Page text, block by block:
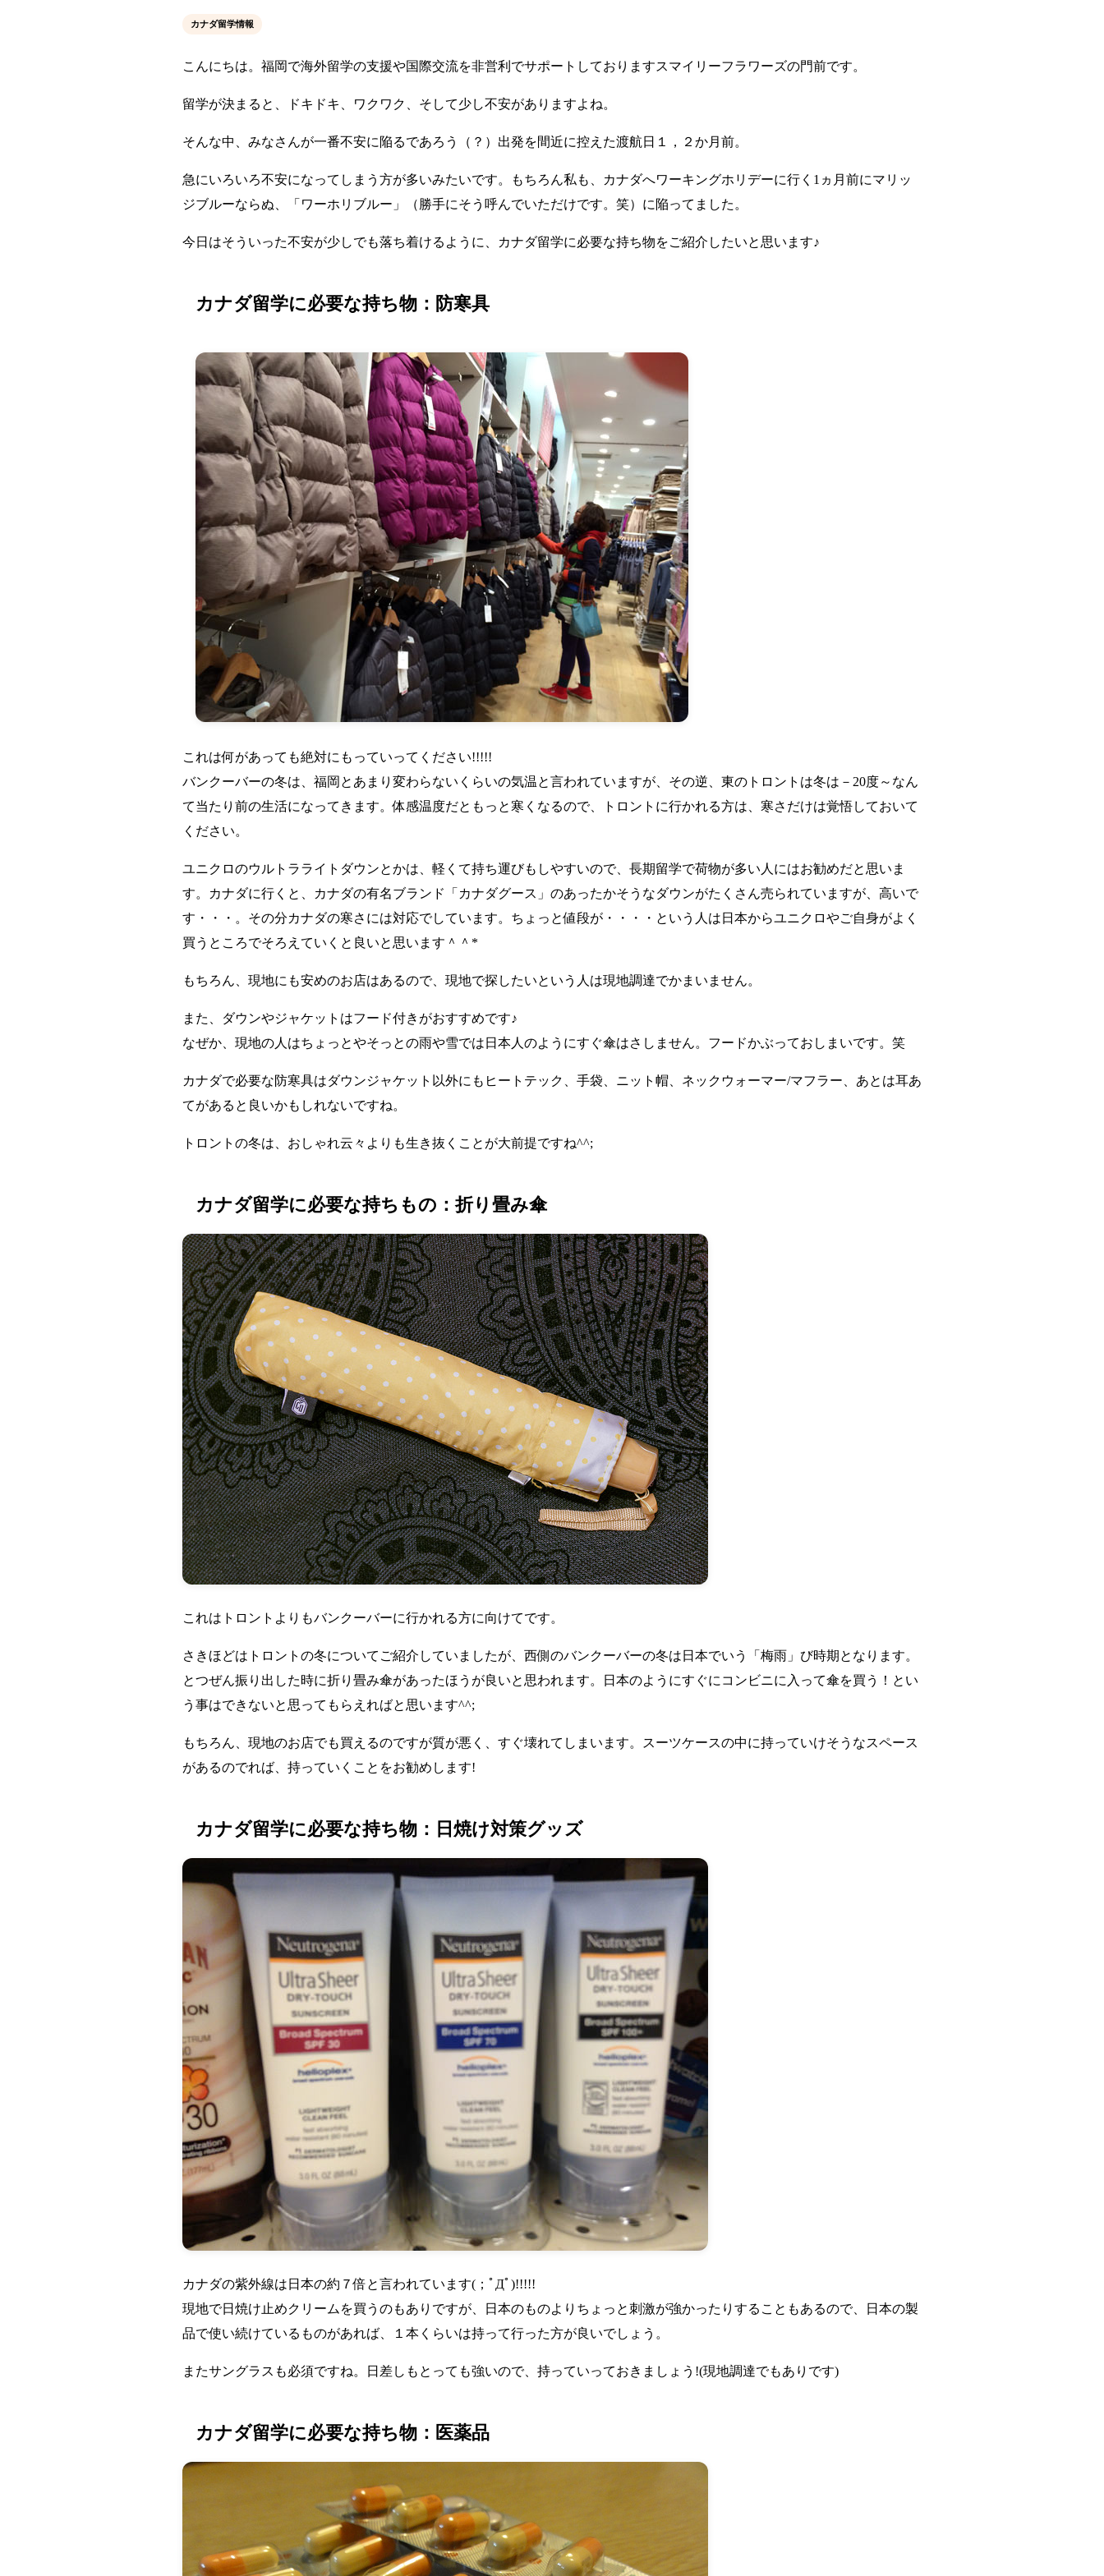
カナダ留学情報
こんにちは。福岡で海外留学の支援や国際交流を非営利でサポートしておりますスマイリーフラワーズの門前です。
留学が決まると、ドキドキ、ワクワク、そして少し不安がありますよね。
そんな中、みなさんが一番不安に陥るであろう（？）出発を間近に控えた渡航日１，２か月前。
急にいろいろ不安になってしまう方が多いみたいです。もちろん私も、カナダへワーキングホリデーに行く1ヵ月前にマリッ
ジブルーならぬ、「ワーホリブルー」（勝手にそう呼んでいただけです。笑）に陥ってました。
今日はそういった不安が少しでも落ち着けるように、カナダ留学に必要な持ち物をご紹介したいと思います♪
カナダ留学に必要な持ち物：防寒具
これは何があっても絶対にもっていってください!!!!!
バンクーバーの冬は、福岡とあまり変わらないくらいの気温と言われていますが、その逆、東のトロントは冬は－20度～なん
て当たり前の生活になってきます。体感温度だともっと寒くなるので、トロントに行かれる方は、寒さだけは覚悟しておいて
ください。
ユニクロのウルトラライトダウンとかは、軽くて持ち運びもしやすいので、長期留学で荷物が多い人にはお勧めだと思いま
す。カナダに行くと、カナダの有名ブランド「カナダグース」のあったかそうなダウンがたくさん売られていますが、高いで
す・・・。その分カナダの寒さには対応でしています。ちょっと値段が・・・・という人は日本からユニクロやご自身がよく
買うところでそろえていくと良いと思います＾＾*
もちろん、現地にも安めのお店はあるので、現地で探したいという人は現地調達でかまいません。
また、ダウンやジャケットはフード付きがおすすめです♪
なぜか、現地の人はちょっとやそっとの雨や雪では日本人のようにすぐ傘はさしません。フードかぶっておしまいです。笑
カナダで必要な防寒具はダウンジャケット以外にもヒートテック、手袋、ニット帽、ネックウォーマー/マフラー、あとは耳あ
てがあると良いかもしれないですね。
トロントの冬は、おしゃれ云々よりも生き抜くことが大前提ですね^^;
カナダ留学に必要な持ちもの：折り畳み傘
これはトロントよりもバンクーバーに行かれる方に向けてです。
さきほどはトロントの冬についてご紹介していましたが、西側のバンクーバーの冬は日本でいう「梅雨」び時期となります。
とつぜん振り出した時に折り畳み傘があったほうが良いと思われます。日本のようにすぐにコンビニに入って傘を買う！とい
う事はできないと思ってもらえればと思います^^;
もちろん、現地のお店でも買えるのですが質が悪く、すぐ壊れてしまいます。スーツケースの中に持っていけそうなスペース
があるのでれば、持っていくことをお勧めします!
カナダ留学に必要な持ち物：日焼け対策グッズ
カナダの紫外線は日本の約７倍と言われています(；ﾟДﾟ)!!!!!
現地で日焼け止めクリームを買うのもありですが、日本のものよりちょっと刺激が強かったりすることもあるので、日本の製
品で使い続けているものがあれば、１本くらいは持って行った方が良いでしょう。
またサングラスも必須ですね。日差しもとっても強いので、持っていっておきましょう!(現地調達でもありです)
カナダ留学に必要な持ち物：医薬品